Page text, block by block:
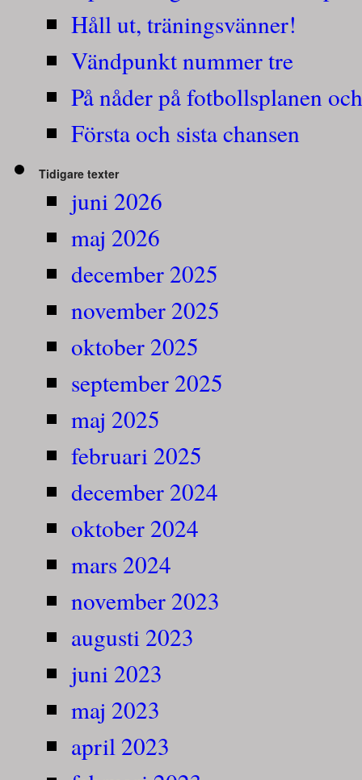
Håll ut, träningsvänner!
Vändpunkt nummer tre
På nåder på fotbollsplanen
Första och sista chansen
Tidigare texter
juni 2026
maj 2026
december 2025
november 2025
oktober 2025
september 2025
maj 2025
februari 2025
december 2024
oktober 2024
mars 2024
november 2023
augusti 2023
juni 2023
maj 2023
april 2023